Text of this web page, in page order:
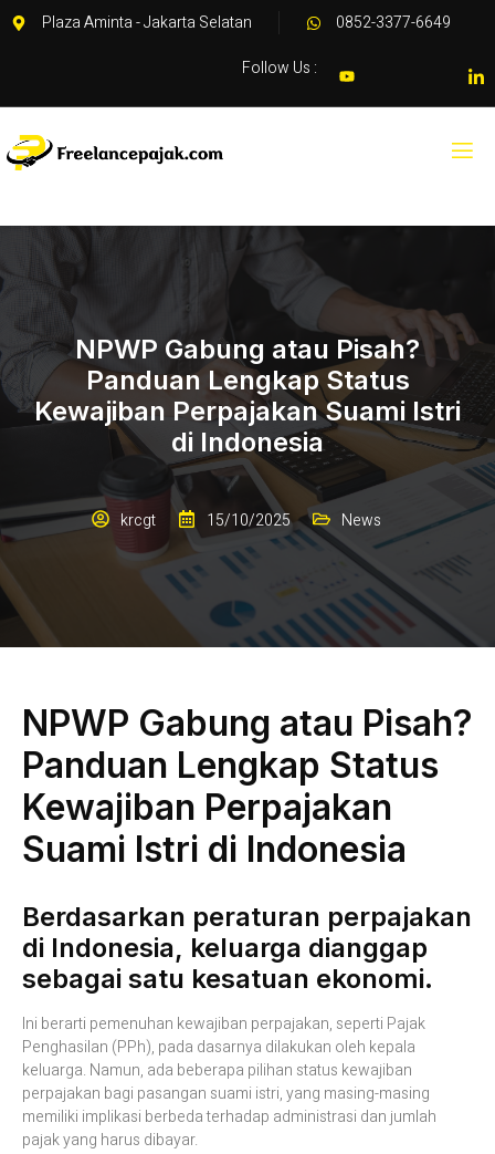
Plaza Aminta - Jakarta Selatan
0852-3377-6649
Follow Us :
NPWP Gabung atau Pisah?
Panduan Lengkap Status
Kewajiban Perpajakan Suami Istri
di Indonesia
krcgt 15/10/2025 News
NPWP Gabung atau Pisah?
Panduan Lengkap Status
Kewajiban Perpajakan
Suami Istri di Indonesia
Berdasarkan peraturan perpajakan
di Indonesia, keluarga dianggap
sebagai satu kesatuan ekonomi.
Ini berarti pemenuhan kewajiban perpajakan, seperti Pajak
Penghasilan (PPh), pada dasarnya dilakukan oleh kepala
keluarga. Namun, ada beberapa pilihan status kewajiban
perpajakan bagi pasangan suami istri, yang masing-masing
memiliki implikasi berbeda terhadap administrasi dan jumlah
pajak yang harus dibayar.​